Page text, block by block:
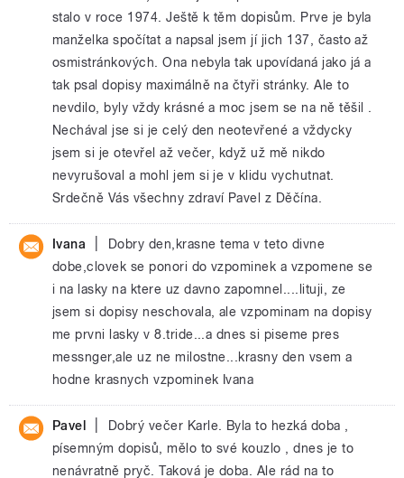
stalo v roce 1974. Ještě k těm dopisům. Prve je byla
manželka spočítat a napsal jsem jí jich 137, často až
osmistránkových. Ona nebyla tak upovídaná jako já a
tak psal dopisy maximálně na čtyři stránky. Ale to
nevdilo, byly vždy krásné a moc jsem se na ně těšil .
Nechával jse si je celý den neotevřené a vždycky
jsem si je otevřel až večer, když už mě nikdo
nevyrušoval a mohl jem si je v klidu vychutnat.
Srdečně Vás všechny zdraví Pavel z Děčína.
Ivana
Dobry den,krasne tema v teto divne
dobe,clovek se ponori do vzpominek a vzpomene se
i na lasky na ktere uz davno zapomnel....lituji, ze
jsem si dopisy neschovala, ale vzpominam na dopisy
me prvni lasky v 8.tride...a dnes si piseme pres
messnger,ale uz ne milostne...krasny den vsem a
hodne krasnych vzpominek Ivana
Pavel
Dobrý večer Karle. Byla to hezká doba ,
písemným dopisů, mělo to své kouzlo , dnes je to
nenávratně pryč. Taková je doba. Ale rád na to